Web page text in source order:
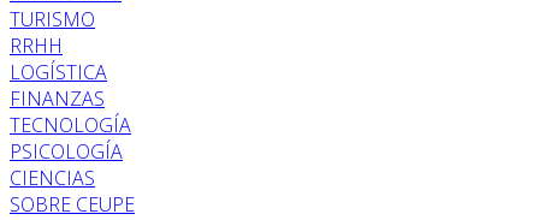
TURISMO
RRHH
LOGÍSTICA
FINANZAS
TECNOLOGÍA
PSICOLOGÍA
CIENCIAS
SOBRE CEUPE